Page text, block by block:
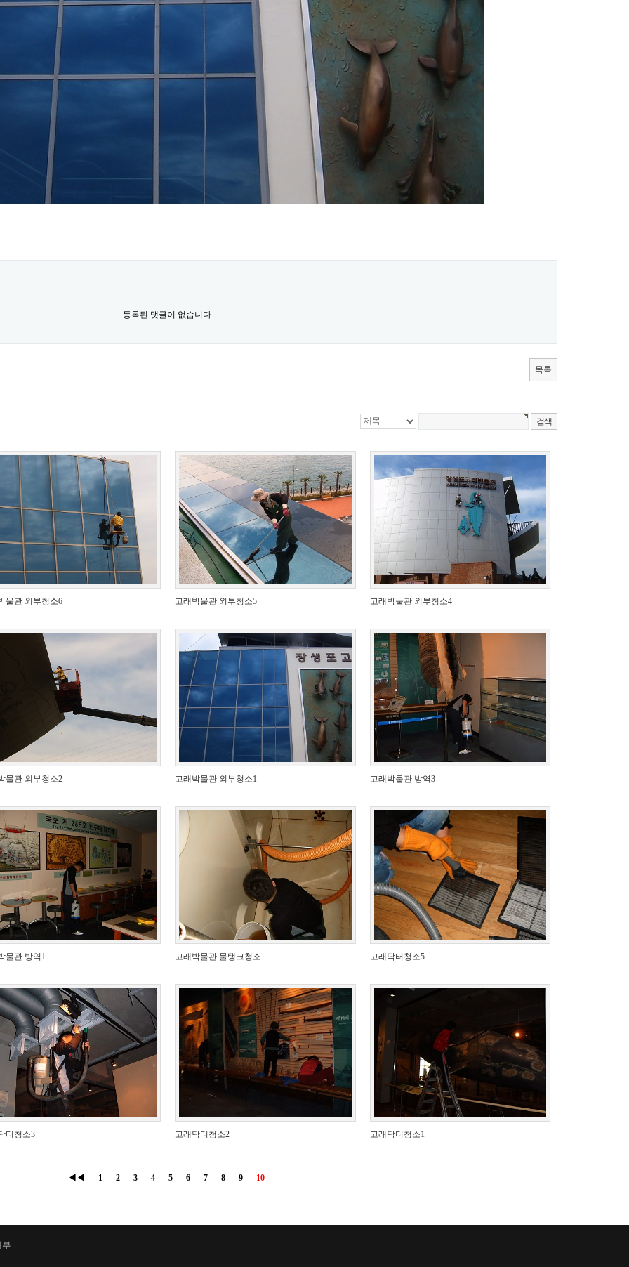
등록된 댓글이 없습니다.
목록
물관 외부청소6 고래박물관 외부청소5 고래박물관 외부청소4
물관 외부청소2 고래박물관 외부청소1 고래박물관 방역3
물관 방역1 고래박물관 물탱크청소 고래닥터청소5
터청소3 고래닥터청소2 고래닥터청소1
◀◀ 1 2 3 4 5 6 7 8 9 10
부